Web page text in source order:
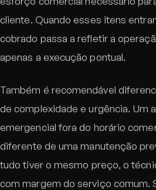
cliente. Quando esses itens
cobrado passa a refletir a
apenas a execução pontual.
Também é recomendável
de complexidade e urgência. Um
emergencial fora do horário
diferente de uma manutenção
tudo tiver o mesmo preço, o
com margem do serviço comum.